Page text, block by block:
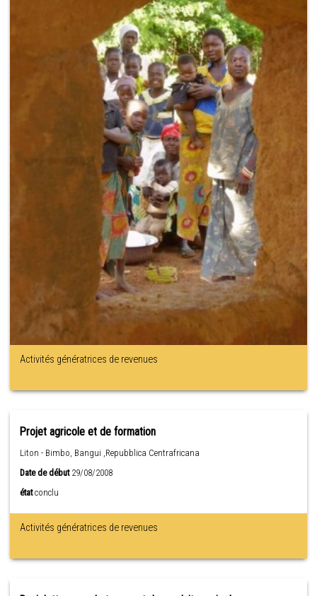
Activités génératrices de revenues
Projet agricole et de formation
Liton - Bimbo, Bangui ,Repubblica Centrafricana
Date de début29/08/2008
état conclu
Activités génératrices de revenues